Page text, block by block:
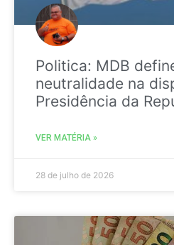
Politica: MDB
neutralidade na
Presidência da
VER MATÉRIA »
28 de julho de 2026